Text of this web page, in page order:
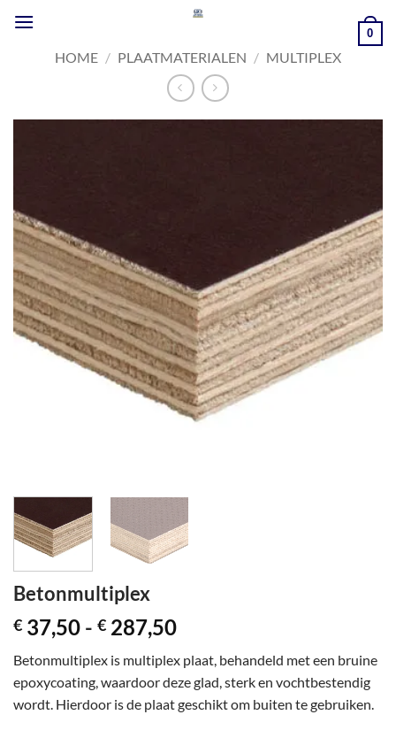
naar
0
HOME / PLAATMATERIALEN / MULTIPLEX
Betonmultiplex
€ 37,50 - € 287,50Prijsklasse:
tot
€ 287,50
Betonmultiplex is multiplex plaat, behandeld met een bruine
epoxycoating, waardoor deze glad, sterk en vochtbestendig
wordt. Hierdoor is de plaat geschikt om buiten te gebruiken.